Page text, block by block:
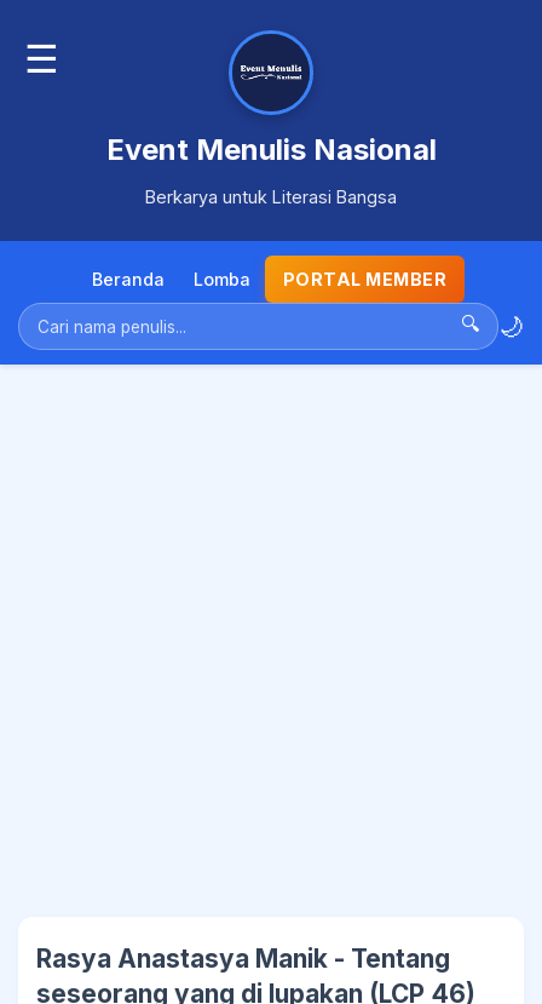
☰
Event Menulis Nasional
Berkarya untuk Literasi Bangsa
Beranda Lomba PORTAL MEMBER
🔍 🌙
Rasya Anastasya Manik - Tentang
seseorang yang di lupakan (LCP 46)